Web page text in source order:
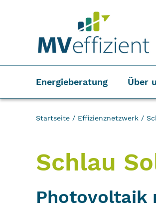
Energieberatung Über
Startseite / Effizienznetzwerk /
Schlau
Photovoltaik